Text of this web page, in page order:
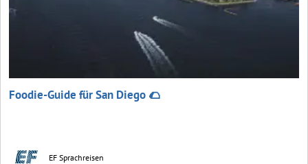
Foodie-Guide für San Diego 🌮
EF Sprachreisen